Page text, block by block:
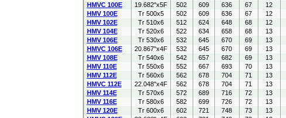
HMVC 100E
19.682"x5F 502 609 636 67 12
HMV 100E
Tr 500x5 502 609 636 67 12
HMV 102E
Tr 510x6 512 624 648 68 12
HMV 104E
Tr 520x6 522 634 658 68 13
HMV 106E
Tr 530x6 532 645 670 69 13
HMVC 106E
20.867"x4F 532 645 670 69 13
HMV 108E
Tr 540x6 542 657 682 69 13
HMV 110E
Tr 550x6 552 667 693 70 13
HMV 112E
Tr 560x6 562 678 704 71 13
HMVC 112E
22.048"x4F 562 678 704 71 13
HMV 114E
Tr 570x6 572 689 716 72 13
HMV 116E
Tr 580x6 582 699 726 72 13
HMV 120E
Tr 600x6 602 721 748 73 13